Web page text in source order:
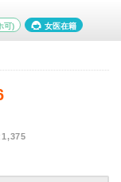
可) 女医在籍
1,375